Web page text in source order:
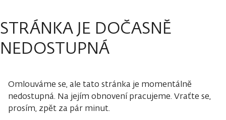
STRÁNKA JE DOČASNĚ
NEDOSTUPNÁ
Omlouváme se, ale tato stránka je momentálně
nedostupná. Na jejím obnovení pracujeme. Vraťte se,
prosím, zpět za pár minut.